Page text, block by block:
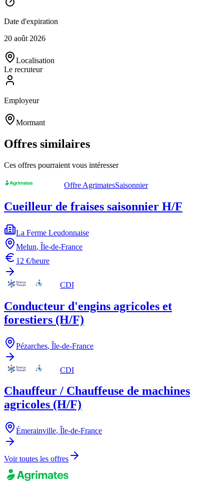
Date d'expiration
20 août 2026
Localisation
Le recruteur
Employeur
Mormant
Offres similaires
Ces offres pourraient vous intéresser
Offre AgrimatesSaisonnier
Cueilleur de fraises saisonnier H/F
La Ferme Leudonnaise
Melun, Île-de-France
12 €/heure
CDI
Conducteur d'engins agricoles et
forestiers (H/F)
Pézarches, Île-de-France
CDI
Chauffeur / Chauffeuse de machines
agricoles (H/F)
Émerainville, Île-de-France
Voir toutes les offres